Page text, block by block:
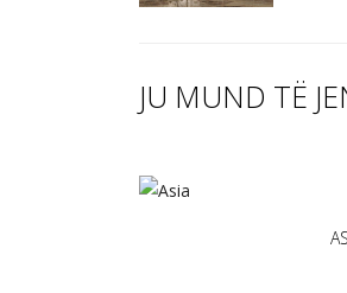
JU MUND TË